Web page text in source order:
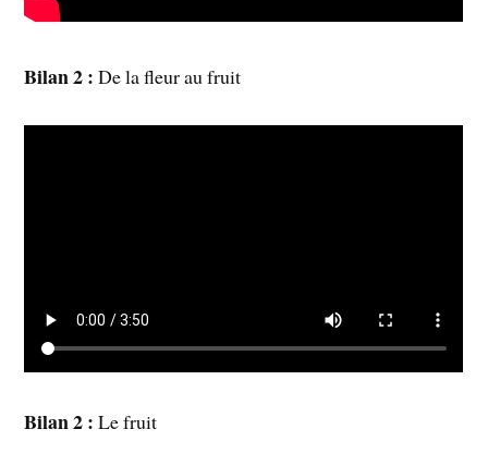
Bilan 2 : De la fleur au fruit
Bilan 2 : Le fruit